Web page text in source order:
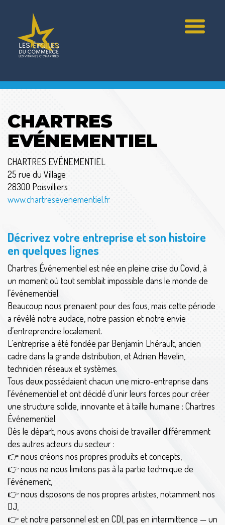
CHARTRES
EVÉNEMENTIEL
CHARTRES EVÉNEMENTIEL
25 rue du Village
28300 Poisvilliers
www.chartresevenementiel.fr
Décrivez votre entreprise et son histoire
en quelques lignes
Chartres Événementiel est née en pleine crise du Covid, à
un moment où tout semblait impossible dans le monde de
l’événementiel.
Beaucoup nous prenaient pour des fous, mais cette période
a révélé notre audace, notre passion et notre envie
d’entreprendre localement.
L’entreprise a été fondée par Benjamin Lhérault, ancien
cadre dans la grande distribution, et Adrien Hevelin,
technicien réseaux et systèmes.
Tous deux possédaient chacun une micro-entreprise dans
l’événementiel et ont décidé d’unir leurs forces pour créer
une structure solide, innovante et à taille humaine : Chartres
Événementiel.
Dès le départ, nous avons choisi de travailler différemment
des autres acteurs du secteur :
👉 nous créons nos propres produits et concepts,
👉 nous ne nous limitons pas à la partie technique de
l’événement,
👉 nous disposons de nos propres artistes, notamment nos
DJ,
👉 et notre personnel est en CDI, pas en intermittence — un